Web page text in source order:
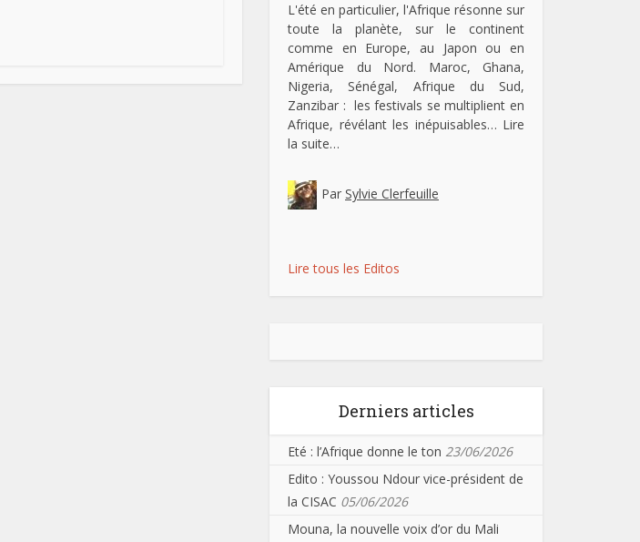
L'été en particulier, l'Afrique résonne sur
toute la planète, sur le continent
comme en Europe, au Japon ou en
Amérique du Nord. Maroc, Ghana,
Nigeria, Sénégal, Afrique du Sud,
Zanzibar : les festivals se multiplient en
Afrique, révélant les inépuisables… Lire
la suite…
Par Sylvie Clerfeuille
Lire tous les Editos
Derniers articles
Eté : l’Afrique donne le ton 23/06/2026
Edito : Youssou Ndour vice-président de
la CISAC 05/06/2026
Mouna, la nouvelle voix d’or du Mali